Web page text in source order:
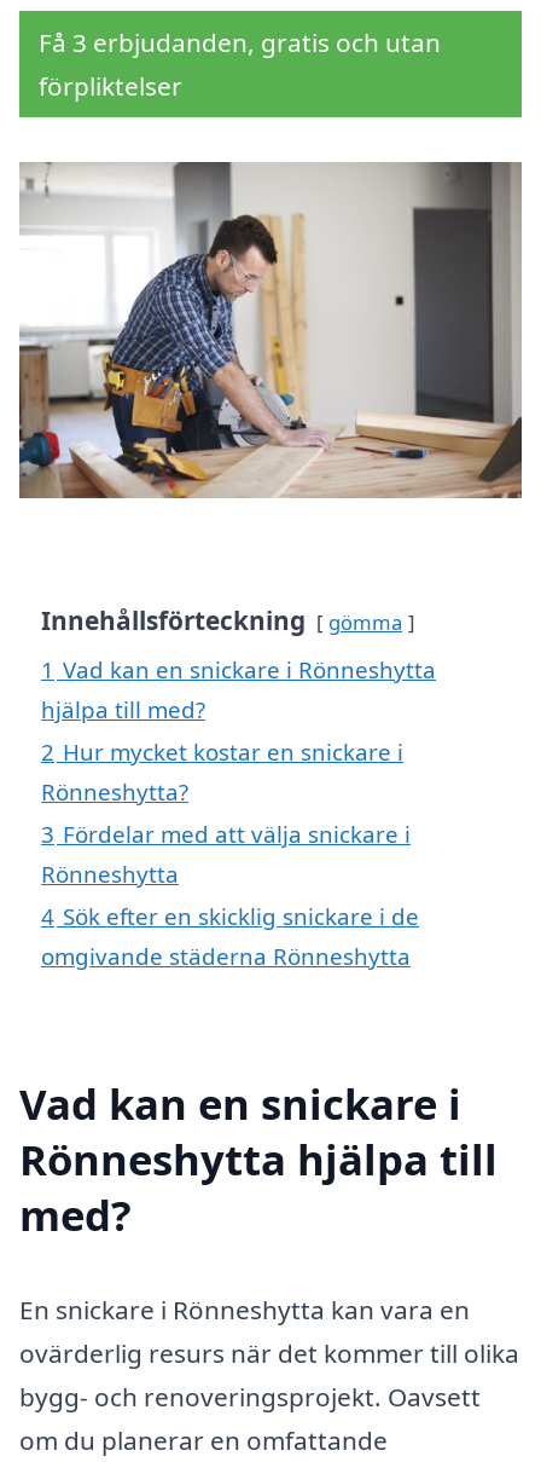
Få 3 erbjudanden, gratis och utan
förpliktelser
Innehållsförteckning gömma
1 Vad kan en snickare i Rönneshytta
hjälpa till med?
2 Hur mycket kostar en snickare i
Rönneshytta?
3 Fördelar med att välja snickare i
Rönneshytta
4 Sök efter en skicklig snickare i de
omgivande städerna Rönneshytta
Vad kan en snickare i
Rönneshytta hjälpa till
med?
En snickare i Rönneshytta kan vara en
ovärderlig resurs när det kommer till olika
bygg- och renoveringsprojekt. Oavsett
om du planerar en omfattande